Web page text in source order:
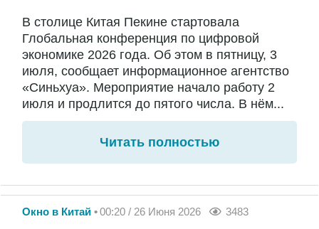
В столице Китая Пекине стартовала
Глобальная конференция по цифровой
экономике 2026 года. Об этом в пятницу, 3
июля, сообщает информационное агентство
«Синьхуа». Мероприятие начало работу 2
июля и продлится до пятого числа. В нём...
Читать полностью
Окно в Китай 00:20 / 26 Июня 2026 3483